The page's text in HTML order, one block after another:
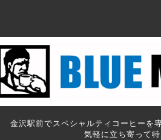
金沢駅前でスペシャルティコーヒーを
気軽に立ち寄って特